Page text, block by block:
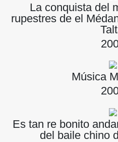
La conquista del
rupestres de el
Música
Es tan re bonito
del baile chino